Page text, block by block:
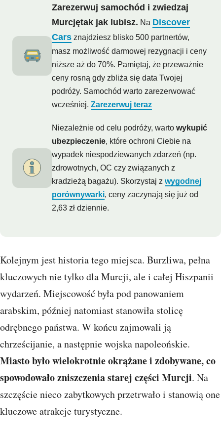
Zarezerwuj samochód i zwiedzaj
Murcjętak jak lubisz. Na Discover
Cars znajdziesz blisko 500 partnertów,
masz możliwość darmowej rezygnacji i ceny
niższe aż do 70%. Pamiętaj, że przeważnie
ceny rosną gdy zbliża się data Twojej
podróży. Samochód warto zarezerwować
wcześniej. Zarezerwuj teraz
Niezależnie od celu podróży, warto wykupić
ubezpieczenie, które ochroni Ciebie na
wypadek niespodziewanych zdarzeń (np.
zdrowotnych, OC czy związanych z
kradzieżą bagażu). Skorzystaj z wygodnej
porównywarki, ceny zaczynają się już od
2,63 zł dziennie.
Kolejnym jest historia tego miejsca. Burzliwa, pełna
kluczowych nie tylko dla Murcji, ale i całej Hiszpanii
wydarzeń. Miejscowość była pod panowaniem
arabskim, później natomiast stanowiła stolicę
odrębnego państwa. W końcu zajmowali ją
chrześcijanie, a następnie wojska napoleońskie.
Miasto było wielokrotnie okrążane i zdobywane, co
spowodowało zniszczenia starej części Murcji. Na
szczęście nieco zabytkowych przetrwało i stanowią one
kluczowe atrakcje turystyczne.